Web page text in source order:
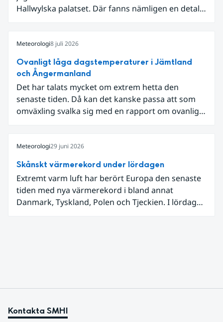
Hallwylska palatset. Där fanns nämligen en detalj
Meteorologi8 juli 2026
Ovanligt låga dagstemperaturer i Jämtland
och Ångermanland
Det har talats mycket om extrem hetta den
senaste tiden. Då kan det kanske passa att som
omväxling svalka sig med en rapport om ovanligt
Meteorologi29 juni 2026
Skånskt värmerekord under lördagen
Extremt varm luft har berört Europa den senaste
tiden med nya värmerekord i bland annat
Danmark, Tyskland, Polen och Tjeckien. I lördags
Kontakta SMHI